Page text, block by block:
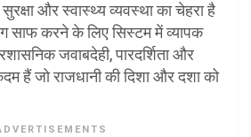
और स्वास्थ्य व्यवस्था का चेहरा है
साफ करने के लिए सिस्टम में व्यापक
जवाबदेही, पारदर्शिता और
हैं जो राजधानी की दिशा और दशा को